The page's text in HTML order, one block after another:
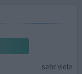
sehr viele